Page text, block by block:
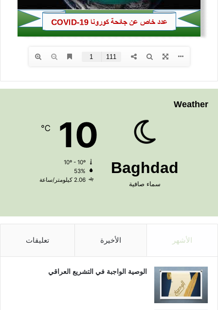
Weather
Baghdad
سماء صافية
10
℃
53%
2.06 كيلومتر/ساعة
الأشهر الأخيرة تعليقات
الوصية الواجبة في التشريع العراقي